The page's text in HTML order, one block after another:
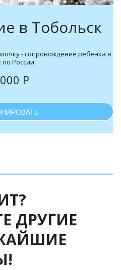
в Тобольск
- сопровождение ребенка в
по России
Р
ДРУГИЕ